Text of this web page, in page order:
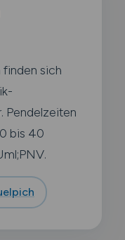
sich
Pendelzeiten
bis 40